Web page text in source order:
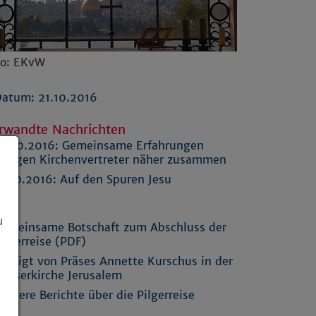
EKvW
21.10.2016
Nachrichten
24.10.2016: Gemeinsame Erfahrungen
bringen Kirchenvertreter näher zusammen
14.10.2016: Auf den Spuren Jesu
Botschaft zum Abschluss der
Pilgerreise (PDF)
Predigt von Präses Annette Kurschus in der
Erlöserkirche Jerusalem
Weitere Berichte über die Pilgerreise